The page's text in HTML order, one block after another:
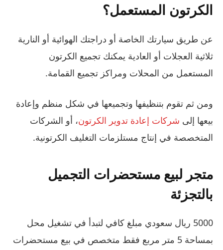
الكرتون المستعمل؟
عن طريق سيارتك الخاصة أو دراجتك الهوائية أو النارية
ثلاثية العجلات أو العادية يمكنك تجميع الكرتون
المستعمل من المحلات ومراكز تجميع القمامة.
ومن ثم تقوم بتنظيفها وتجميعها في شكل منظم وإعادة
بيعها إلى شركات إعادة تدوير الكرتون، أو الشركات
المتخصصة في إنتاج مستلزمات التغليف الكرتونية.
متجر لبيع مستحضرات التجميل
بالتجزئة
5000 ريال سعودي مبلغ كافي لتبدأ في تشغيل محل
بمساحة 5 متر مربع فقط متخصص في بيع مستحضرات